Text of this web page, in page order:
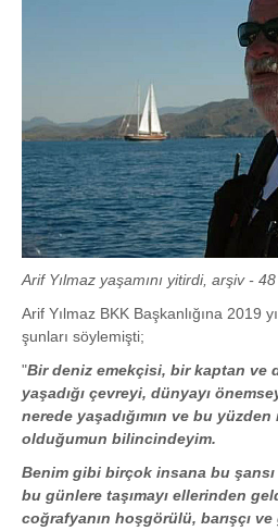
Arif Yılmaz yaşamını yitirdi, arşiv -
Arif Yılmaz BKK Başkanlığına 2019
şunları söylemişti;
"Bir deniz emekçisi, bir kaptan ve
yaşadığı çevreyi, dünyayı
nerede yaşadığımın ve bu
olduğumun bilincindeyim.
Benim gibi birçok insana bu
bu günlere taşımayı ellerinden
coğrafyanın hoşgörülü, barışçı ve